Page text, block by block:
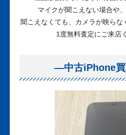
マイクが聞こえない場合や
聞こえなくても、カメラが映らな
1度無料査定にご来店
—中古iPhone